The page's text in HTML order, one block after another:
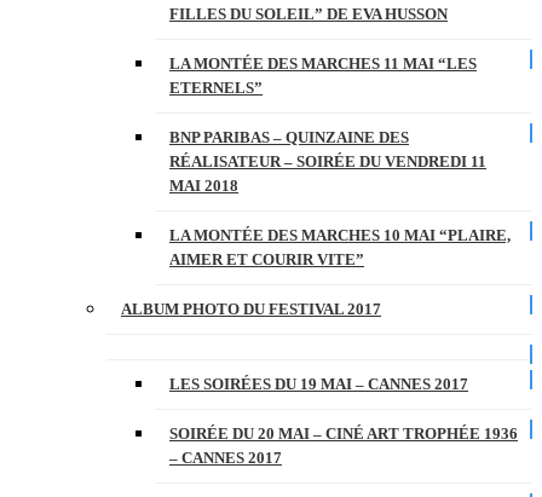
FILLES DU SOLEIL” DE EVA HUSSON
LA MONTÉE DES MARCHES 11 MAI “LES
ETERNELS”
BNP PARIBAS – QUINZAINE DES
RÉALISATEUR – SOIRÉE DU VENDREDI 11
MAI 2018
LA MONTÉE DES MARCHES 10 MAI “PLAIRE,
AIMER ET COURIR VITE”
ALBUM PHOTO DU FESTIVAL 2017
LES SOIRÉES DU 19 MAI – CANNES 2017
SOIRÉE DU 20 MAI – CINÉ ART TROPHÉE 1936
– CANNES 2017